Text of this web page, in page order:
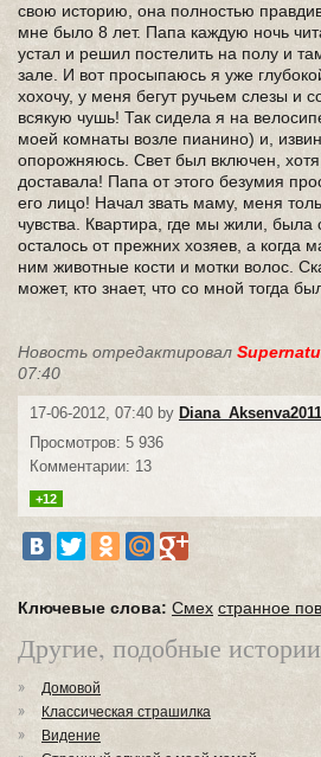
свою историю, она полностью
мне было 8 лет. Папа каждую ночь
устал и решил постелить на полу и
зале. И вот просыпаюсь я уже
хохочу, у меня бегут ручьем слезы и
всякую чушь! Так сидела я на
моей комнаты возле пианино) и,
опорожняюсь. Свет был включен,
доставала! Папа от этого безумия
его лицо! Начал звать маму, меня
чувства. Квартира, где мы жили,
осталось от прежних хозяев, а когда
ним животные кости и мотки волос.
может, кто знает, что со мной тогда
Новость отредактировал
07:40
17-06-2012, 07:40 by Diana_Aksenva2011
Просмотров: 5 936
Комментарии: 13
+12
Ключевые слова: Смех странное
Другие, подобные
Домовой
Классическая страшилка
Видение